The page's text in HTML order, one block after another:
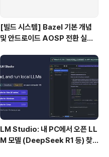
[빌드 시스템] Bazel 기본 개념
및 안드로이드 AOSP 전환 실패
LM Studio: 내 PC에서 오픈 LL
M 모델 (DeepSeek R1 등) 찾